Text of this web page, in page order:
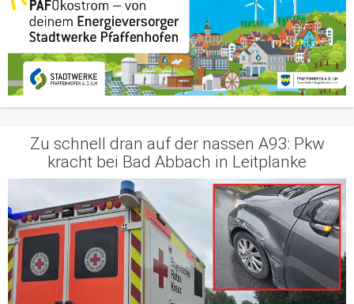
Zu schnell dran auf der nassen A93: Pkw
kracht bei Bad Abbach in Leitplanke